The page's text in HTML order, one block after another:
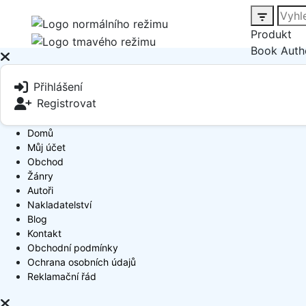
Produkt
Book
Přihlášení
Registrovat
Domů
Můj účet
Obchod
Žánry
Autoři
Nakladatelství
Blog
Kontakt
Obchodní podmínky
Ochrana osobních údajů
Reklamační řád